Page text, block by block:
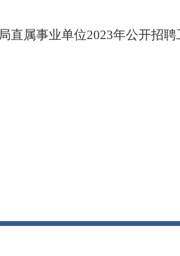
直属事业单位2023年公开招